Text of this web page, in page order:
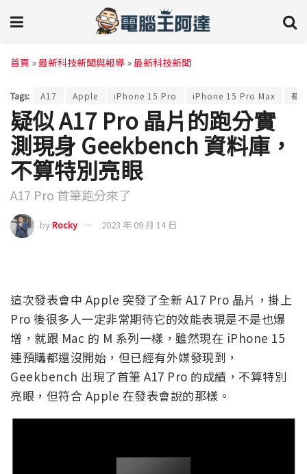
首頁 »最新科技新聞與報導 »最新科技新聞
Tags: A17 Apple iPhone 15 Pro iPhone 15 Pro Max 蘋
疑似 A17 Pro 晶片的跑分實
測現身 Geekbench 資料庫，
不算特別亮眼
A17 Pro 首筆跑分來了
byRocky 2023 年 09 月 14 日
這次發表會中 Apple 突發了全新 A17 Pro 晶片，掛上
Pro 後很多人一定非常期待它的效能表現是不是也爆
增，就跟 Mac 的 M 系列一樣，雖然現在 iPhone 15
連預購都還沒開始，但已經有外媒發現到，
Geekbench 出現了首筆 A17 Pro 的成績，不算特別
亮眼，但符合 Apple 在發表會說的那樣。